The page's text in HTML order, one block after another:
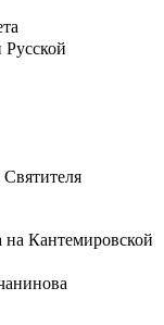
Русской
Святителя
Кантемировской